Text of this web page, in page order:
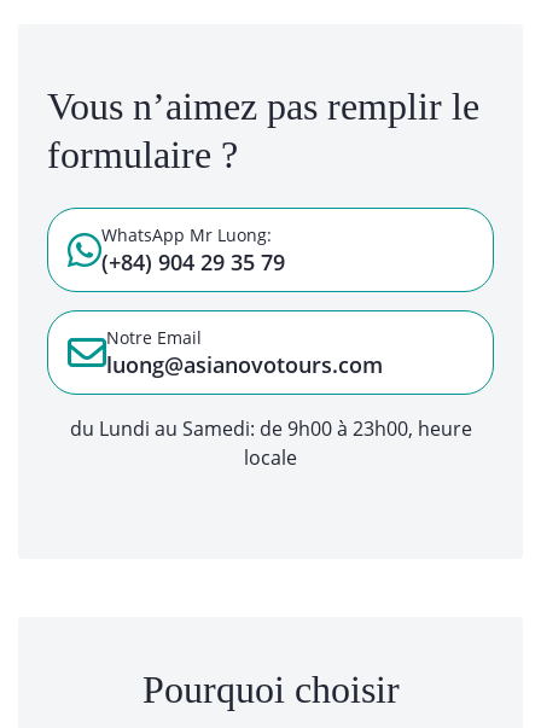
Vous n’aimez pas remplir le
formulaire ?
WhatsApp Mr Luong:
(+84) 904 29 35 79
Notre Email
luong@asianovotours.com
du Lundi au Samedi: de 9h00 à 23h00, heure
locale
Pourquoi choisir